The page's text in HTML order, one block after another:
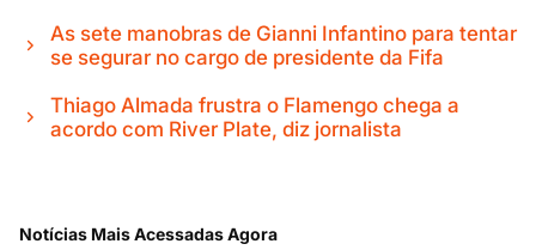
As sete manobras de Gianni Infantino para tentar
se segurar no cargo de presidente da Fifa
Thiago Almada frustra o Flamengo chega a
acordo com River Plate, diz jornalista
Notícias Mais Acessadas Agora